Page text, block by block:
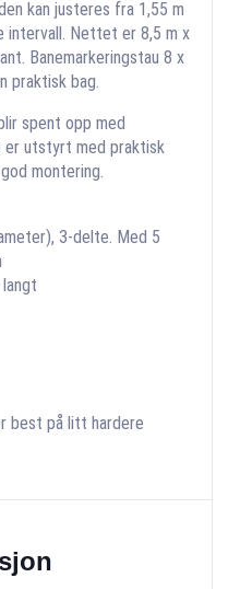
kan justeres fra 1,55 m
intervall. Nettet er 8,5 m x
Banemarkeringstau 8 x
praktisk bag.
spent opp med
er utstyrt med praktisk
montering.
3-delte. Med 5
best på litt hardere